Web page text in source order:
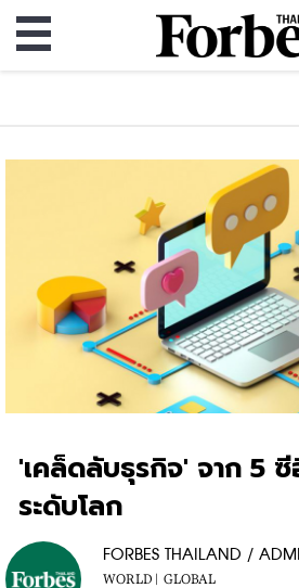
'เคล็ดลับธุรกิจ' จาก 5 ซี
ระดับโลก
FORBES THAILAND /
WORLD | GLOBAL